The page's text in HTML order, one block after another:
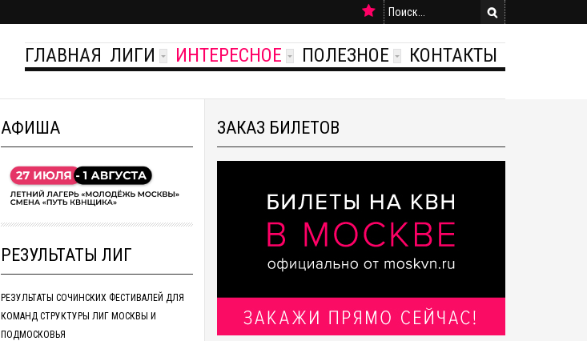
ГЛАВНАЯ ЛИГИ ИНТЕРЕСНОЕ ПОЛЕЗНОЕ КОНТАКТЫ
АФИША
РЕЗУЛЬТАТЫ ЛИГ
РЕЗУЛЬТАТЫ СОЧИНСКИХ ФЕСТИВАЛЕЙ ДЛЯ
КОМАНД СТРУКТУРЫ ЛИГ МОСКВЫ И
ПОДМОСКОВЬЯ
ЗАКАЗ БИЛЕТОВ